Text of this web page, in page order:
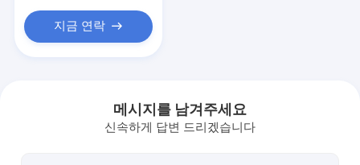
지금 연락
메시지를 남겨주세요
신속하게 답변 드리겠습니다